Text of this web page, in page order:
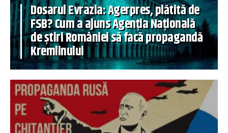
Dosarul Evrazia: Agerpres, plătită de
FSB? Cum a ajuns Agenția Națională
de știri României să facă propagandă
Kremlinului